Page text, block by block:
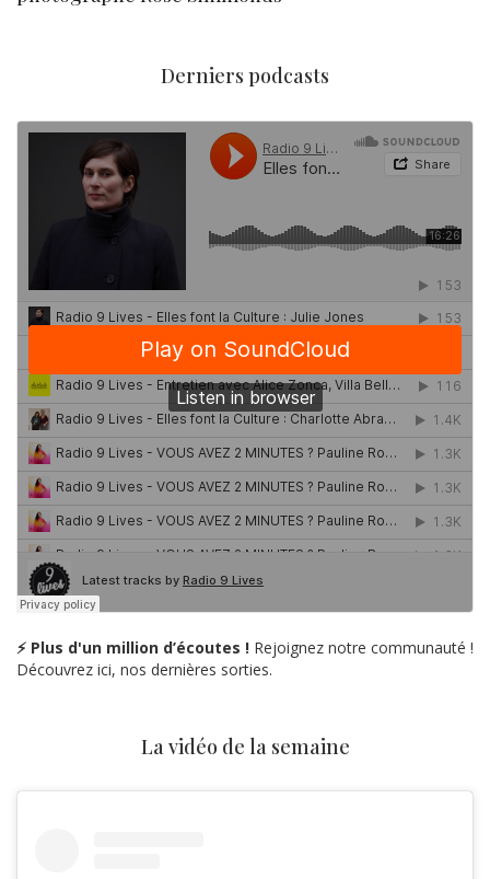
Derniers podcasts
⚡ Plus d'un million d’écoutes ! Rejoignez notre communauté !
Découvrez ici, nos dernières sorties.
La vidéo de la semaine